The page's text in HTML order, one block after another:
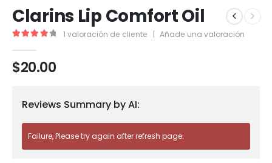
Clarins Lip Comfort Oil
1 valoración de cliente | Añade una valoración
$20.00
Reviews Summary by AI:
Failure, Please try again after refresh page.